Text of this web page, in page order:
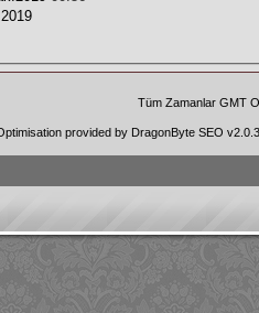
Tüm Zamanlar GMT
provided by DragonByte SEO